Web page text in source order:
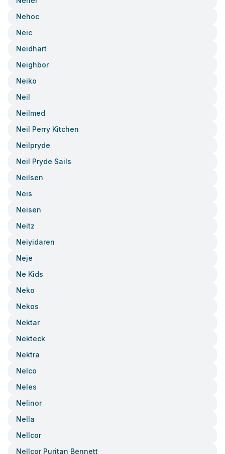
Nehoc
Neic
Neidhart
Neighbor
Neiko
Neil
Neilmed
Neil Perry Kitchen
Neilpryde
Neil Pryde Sails
Neilsen
Neis
Neisen
Neitz
Neiyidaren
Neje
Ne Kids
Neko
Nekos
Nektar
Nekteck
Nektra
Nelco
Neles
Nelinor
Nella
Nellcor
Nellcor Puritan Bennett